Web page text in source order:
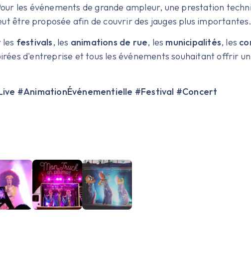
les événements de grande ampleur, une prestation
être proposée afin de couvrir des jauges plus importantes.
festivals, les animations de rue, les municipalités, les
d'entreprise et tous les événements souhaitant offrir un
#AnimationÉvénementielle #Festival #Concert